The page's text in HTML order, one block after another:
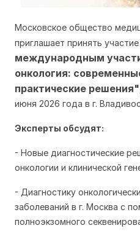
Московское общество
приглашает принять участие
международным
онкология:
практические решения"
июня 2026 года в г.
Эксперты обсудят:
- Новые диагностические
онкологии и клинической
- Диагностику
заболеваний в г. Москва с
полноэкзомного